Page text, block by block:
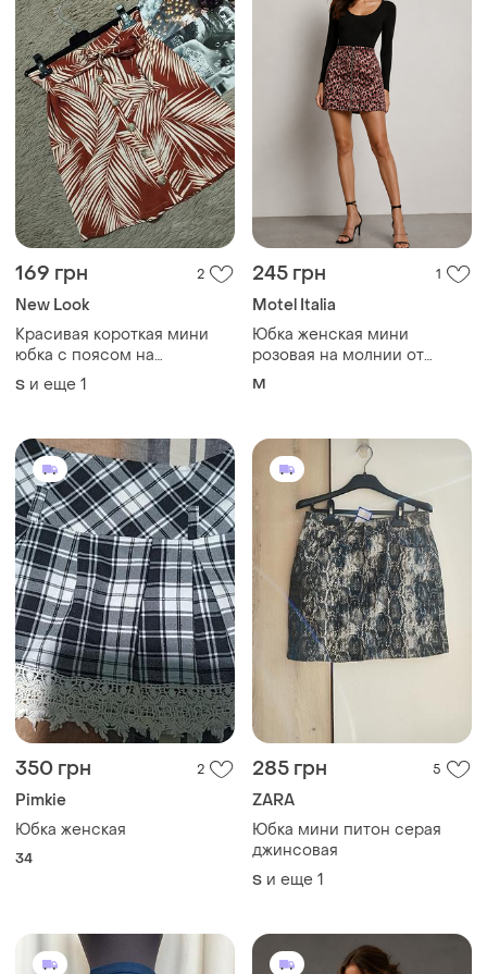
169 грн 2
New Look
Красивая короткая мини
юбка с поясом на
пуговицах
Юбка женская мини
розовая на молнии от
бренда motel m
350 грн 2
Pimkie
Юбка женская
34
285 грн 5
Юбка мини питон серая
джинсовая